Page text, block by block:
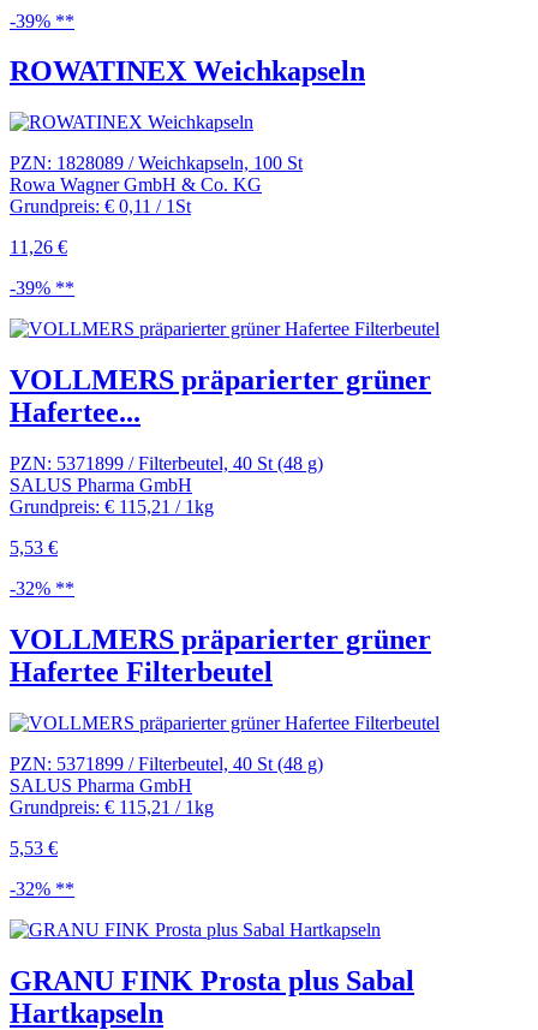
-39% **
ROWATINEX Weichkapseln
PZN: 1828089 / Weichkapseln, 100 St
Rowa Wagner GmbH & Co. KG
Grundpreis: € 0,11 / 1St
11,26 €
-39% **
VOLLMERS präparierter grüner
Hafertee...
PZN: 5371899 / Filterbeutel, 40 St (48 g)
SALUS Pharma GmbH
Grundpreis: € 115,21 / 1kg
5,53 €
-32% **
VOLLMERS präparierter grüner
Hafertee Filterbeutel
PZN: 5371899 / Filterbeutel, 40 St (48 g)
SALUS Pharma GmbH
Grundpreis: € 115,21 / 1kg
5,53 €
-32% **
GRANU FINK Prosta plus Sabal
Hartkapseln